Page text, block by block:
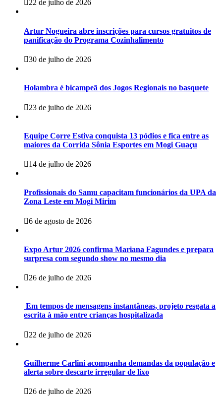
22 de julho de 2026
Artur Nogueira abre inscrições para cursos gratuitos de
panificação do Programa Cozinhalimento
30 de julho de 2026
Holambra é bicampeã dos Jogos Regionais no basquete
23 de julho de 2026
Equipe Corre Estiva conquista 13 pódios e fica entre as
maiores da Corrida Sônia Esportes em Mogi Guaçu
14 de julho de 2026
Profissionais do Samu capacitam funcionários da UPA da
Zona Leste em Mogi Mirim
6 de agosto de 2026
Expo Artur 2026 confirma Mariana Fagundes e prepara
surpresa com segundo show no mesmo dia
26 de julho de 2026
Em tempos de mensagens instantâneas, projeto resgata a
escrita à mão entre crianças hospitalizada
22 de julho de 2026
Guilherme Carlini acompanha demandas da população e
alerta sobre descarte irregular de lixo
26 de julho de 2026